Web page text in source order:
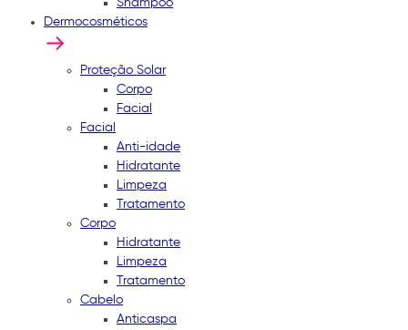
Shampoo
Dermocosméticos
Proteção Solar
Corpo
Facial
Facial
Anti-idade
Hidratante
Limpeza
Tratamento
Corpo
Hidratante
Limpeza
Tratamento
Cabelo
Anticaspa